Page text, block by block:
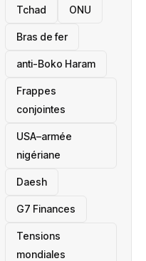
‎Tchad ONU
Bras de fer
anti-Boko Haram
Frappes
conjointes
USA–armée
nigériane
Daesh
‎G7 Finances
Tensions
mondiales